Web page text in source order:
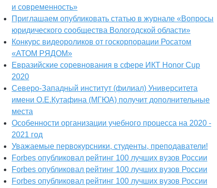
и современность»
Приглашаем опубликовать статью в журнале «Вопросы
юридического сообщества Вологодской области»
Конкурс видеороликов от госкорпорации Росатом
«АТОМ РЯДОМ»
Евразийские соревнования в сфере ИКТ Honor Cup
2020
Северо-Западный институт (филиал) Университета
имени О.Е.Кутафина (МГЮА) получит дополнительные
места
Особенности организации учебного процесса на 2020 -
2021 год
Уважаемые первокурсники, студенты, преподаватели!
Forbes опубликовал рейтинг 100 лучших вузов России
Forbes опубликовал рейтинг 100 лучших вузов России
Forbes опубликовал рейтинг 100 лучших вузов России